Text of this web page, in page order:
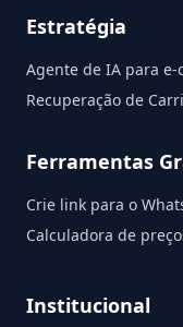
Estratégia
Agente de IA para e-
Recuperação de
Ferramentas
Crie link para o
Calculadora de
Institucional